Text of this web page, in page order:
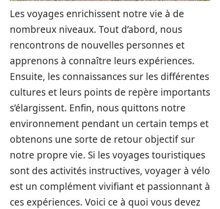
Les voyages enrichissent notre vie à de
nombreux niveaux. Tout d’abord, nous
rencontrons de nouvelles personnes et
apprenons à connaître leurs expériences.
Ensuite, les connaissances sur les différentes
cultures et leurs points de repère importants
s’élargissent. Enfin, nous quittons notre
environnement pendant un certain temps et
obtenons une sorte de retour objectif sur
notre propre vie. Si les voyages touristiques
sont des activités instructives, voyager à vélo
est un complément vivifiant et passionnant à
ces expériences. Voici ce à quoi vous devez